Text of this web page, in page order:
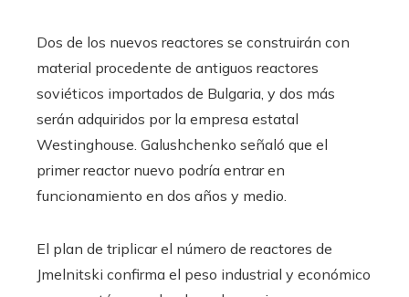
Dos de los nuevos reactores se construirán con
material procedente de antiguos reactores
soviéticos importados de Bulgaria, y dos más
serán adquiridos por la empresa estatal
Westinghouse. Galushchenko señaló que el
primer reactor nuevo podría entrar en
funcionamiento en dos años y medio.
El plan de triplicar el número de reactores de
Jmelnitski confirma el peso industrial y económico